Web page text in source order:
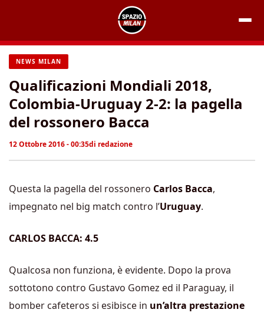
contenuto
NEWS MILAN
Qualificazioni Mondiali 2018,
Colombia-Uruguay 2-2: la pagella
del rossonero Bacca
12 Ottobre 2016 - 00:35di redazione
Questa la pagella del rossonero Carlos Bacca,
impegnato nel big match contro l’Uruguay.
CARLOS BACCA: 4.5
Qualcosa non funziona, è evidente. Dopo la prova
sottotono contro Gustavo Gomez ed il Paraguay, il
bomber cafeteros si esibisce in un’altra prestazione